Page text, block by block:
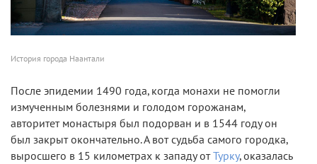
История города Наантали
После эпидемии 1490 года, когда монахи не помогли
измученным болезнями и голодом горожанам,
авторитет монастыря был подорван и в 1544 году он
был закрыт окончательно. А вот судьба самого городка,
выросшего в 15 километрах к западу отТурку, оказалась